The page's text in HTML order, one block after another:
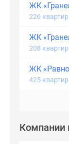
ЖК
226 квартир
ЖК
208 квартир
ЖК
425 квартир
Компании